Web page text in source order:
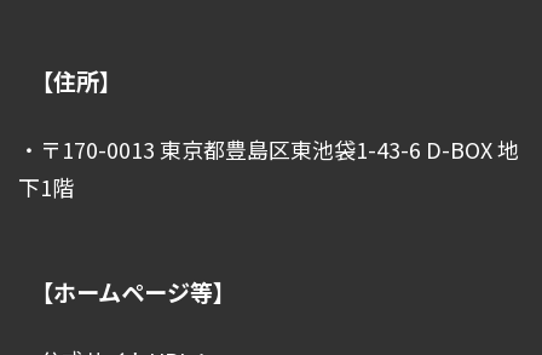
【住所】
・〒170-0013 東京都豊島区東池袋1-43-6 D-BOX 地
下1階
【ホームページ等】